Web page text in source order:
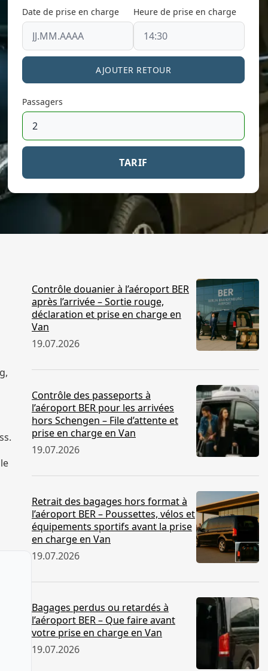
Date de prise en charge Heure de prise en charge
AJOUTER RETOUR
Passagers
TARIF
Contrôle douanier à l’aéroport BER
après l’arrivée – Sortie rouge,
déclaration et prise en charge en
Van
19.07.2026
Contrôle des passeports à
l’aéroport BER pour les arrivées
hors Schengen – File d’attente et
prise en charge en Van
19.07.2026
Retrait des bagages hors format à
l’aéroport BER – Poussettes, vélos et
équipements sportifs avant la prise
en charge en Van
19.07.2026
Bagages perdus ou retardés à
l’aéroport BER – Que faire avant
votre prise en charge en Van
19.07.2026